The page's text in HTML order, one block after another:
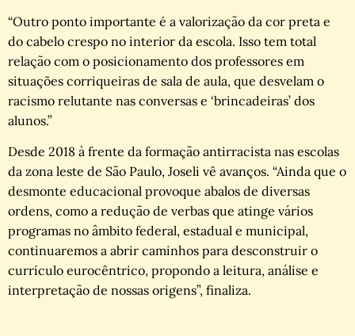
“Outro ponto importante é a valorização da cor preta e
do cabelo crespo no interior da escola. Isso tem total
relação com o posicionamento dos professores em
situações corriqueiras de sala de aula, que desvelam o
racismo relutante nas conversas e ‘brincadeiras’ dos
alunos.”
Desde 2018 à frente da formação antirracista nas escolas
da zona leste de São Paulo, Joseli vê avanços. “Ainda que o
desmonte educacional provoque abalos de diversas
ordens, como a redução de verbas que atinge vários
programas no âmbito federal, estadual e municipal,
continuaremos a abrir caminhos para desconstruir o
currículo eurocêntrico, propondo a leitura, análise e
interpretação de nossas origens”, finaliza.